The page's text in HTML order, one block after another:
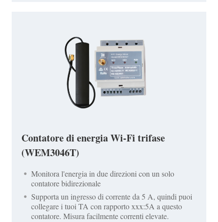
Contatore di energia Wi-Fi trifase
(WEM3046T)
Monitora l'energia in due direzioni con un solo
contatore bidirezionale
Supporta un ingresso di corrente da 5 A, quindi puoi
collegare i tuoi TA con rapporto xxx:5A a questo
contatore. Misura facilmente correnti elevate.